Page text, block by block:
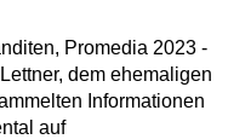
Promedia 2023 -
dem ehemaligen
Informationen
auf